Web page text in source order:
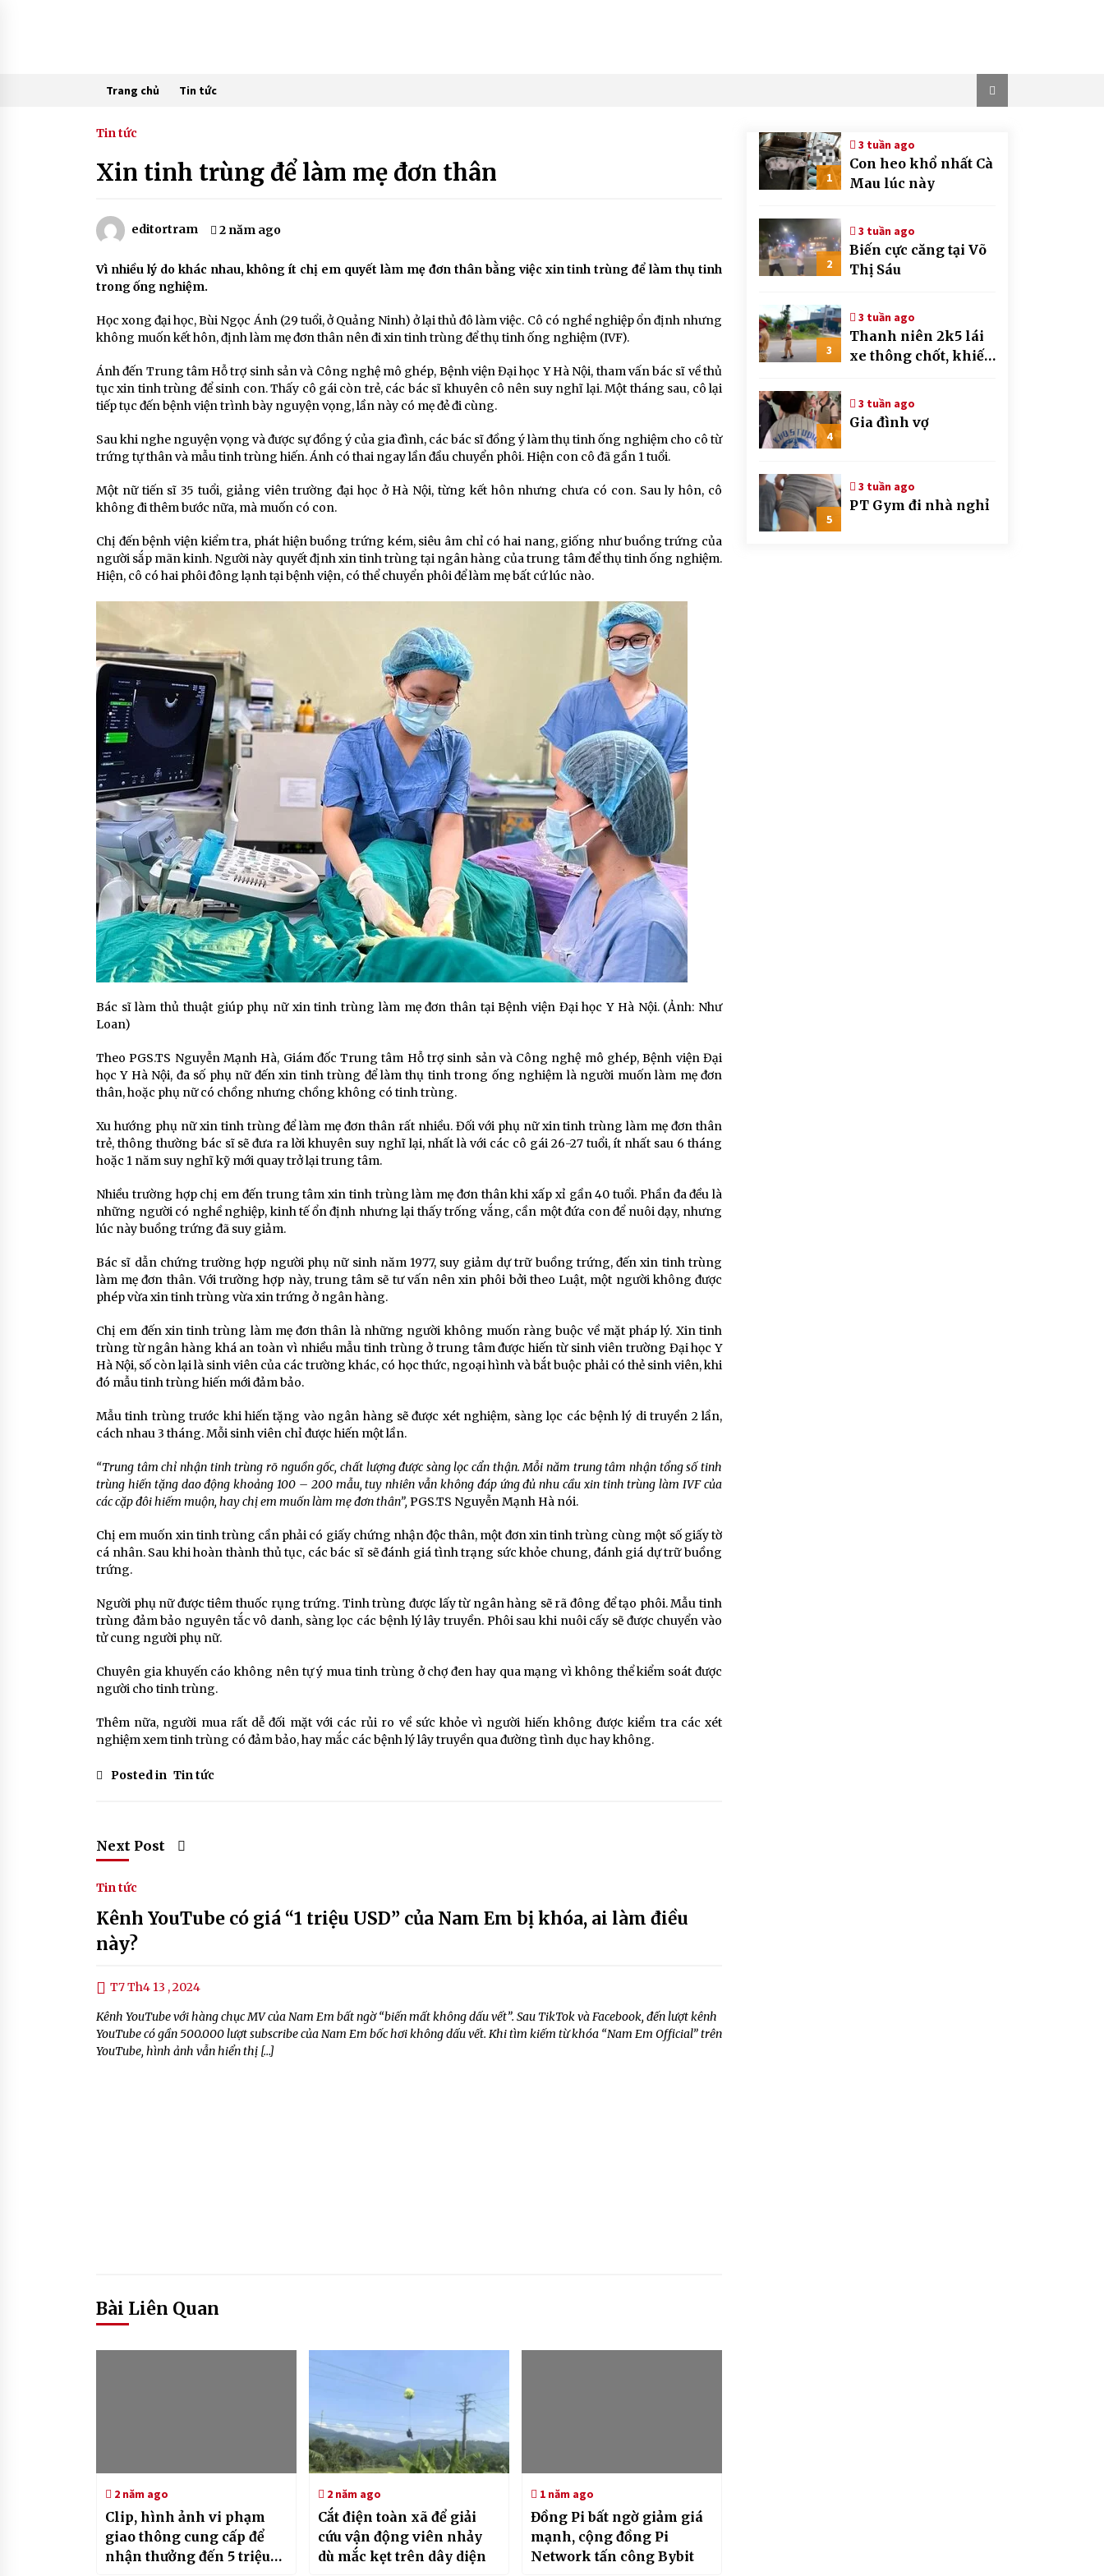
Trang chủ Tin tức
Tin tức
Xin tinh trùng để làm mẹ đơn thân
editortram 2 năm ago
Vì nhiều lý do khác nhau, không ít chị em quyết làm mẹ đơn thân bằng việc xin tinh trùng để làm thụ tinh
trong ống nghiệm.
Học xong đại học, Bùi Ngọc Ánh (29 tuổi, ở Quảng Ninh) ở lại thủ đô làm việc. Cô có nghề nghiệp ổn định nhưng
không muốn kết hôn, định làm mẹ đơn thân nên đi xin tinh trùng để thụ tinh ống nghiệm (IVF).
Ánh đến Trung tâm Hỗ trợ sinh sản và Công nghệ mô ghép, Bệnh viện Đại học Y Hà Nội, tham vấn bác sĩ về thủ
tục xin tinh trùng để sinh con. Thấy cô gái còn trẻ, các bác sĩ khuyên cô nên suy nghĩ lại. Một tháng sau, cô lại
tiếp tục đến bệnh viện trình bày nguyện vọng, lần này có mẹ đẻ đi cùng.
Sau khi nghe nguyện vọng và được sự đồng ý của gia đình, các bác sĩ đồng ý làm thụ tinh ống nghiệm cho cô từ
trứng tự thân và mẫu tinh trùng hiến. Ánh có thai ngay lần đầu chuyển phôi. Hiện con cô đã gần 1 tuổi.
Một nữ tiến sĩ 35 tuổi, giảng viên trường đại học ở Hà Nội, từng kết hôn nhưng chưa có con. Sau ly hôn, cô
không đi thêm bước nữa, mà muốn có con.
Chị đến bệnh viện kiểm tra, phát hiện buồng trứng kém, siêu âm chỉ có hai nang, giống như buồng trứng của
người sắp mãn kinh. Người này quyết định xin tinh trùng tại ngân hàng của trung tâm để thụ tinh ống nghiệm.
Hiện, cô có hai phôi đông lạnh tại bệnh viện, có thể chuyển phôi để làm mẹ bất cứ lúc nào.
Bác sĩ làm thủ thuật giúp phụ nữ xin tinh trùng làm mẹ đơn thân tại Bệnh viện Đại học Y Hà Nội. (Ảnh: Như
Loan)
Theo PGS.TS Nguyễn Mạnh Hà, Giám đốc Trung tâm Hỗ trợ sinh sản và Công nghệ mô ghép, Bệnh viện Đại
học Y Hà Nội, đa số phụ nữ đến xin tinh trùng để làm thụ tinh trong ống nghiệm là người muốn làm mẹ đơn
thân, hoặc phụ nữ có chồng nhưng chồng không có tinh trùng.
Xu hướng phụ nữ xin tinh trùng để làm mẹ đơn thân rất nhiều. Đối với phụ nữ xin tinh trùng làm mẹ đơn thân
trẻ, thông thường bác sĩ sẽ đưa ra lời khuyên suy nghĩ lại, nhất là với các cô gái 26-27 tuổi, ít nhất sau 6 tháng
hoặc 1 năm suy nghĩ kỹ mới quay trở lại trung tâm.
Nhiều trường hợp chị em đến trung tâm xin tinh trùng làm mẹ đơn thân khi xấp xỉ gần 40 tuổi. Phần đa đều là
những người có nghề nghiệp, kinh tế ổn định nhưng lại thấy trống vắng, cần một đứa con để nuôi dạy, nhưng
lúc này buồng trứng đã suy giảm.
Bác sĩ dẫn chứng trường hợp người phụ nữ sinh năm 1977, suy giảm dự trữ buồng trứng, đến xin tinh trùng
làm mẹ đơn thân. Với trường hợp này, trung tâm sẽ tư vấn nên xin phôi bởi theo Luật, một người không được
phép vừa xin tinh trùng vừa xin trứng ở ngân hàng.
Chị em đến xin tinh trùng làm mẹ đơn thân là những người không muốn ràng buộc về mặt pháp lý. Xin tinh
trùng từ ngân hàng khá an toàn vì nhiều mẫu tinh trùng ở trung tâm được hiến từ sinh viên trường Đại học Y
Hà Nội, số còn lại là sinh viên của các trường khác, có học thức, ngoại hình và bắt buộc phải có thẻ sinh viên, khi
đó mẫu tinh trùng hiến mới đảm bảo.
Mẫu tinh trùng trước khi hiến tặng vào ngân hàng sẽ được xét nghiệm, sàng lọc các bệnh lý di truyền 2 lần,
cách nhau 3 tháng. Mỗi sinh viên chỉ được hiến một lần.
“Trung tâm chỉ nhận tinh trùng rõ nguồn gốc, chất lượng được sàng lọc cẩn thận. Mỗi năm trung tâm nhận tổng số tinh
trùng hiến tặng dao động khoảng 100 – 200 mẫu, tuy nhiên vẫn không đáp ứng đủ nhu cầu xin tinh trùng làm IVF của
các cặp đôi hiếm muộn, hay chị em muốn làm mẹ đơn thân”, PGS.TS Nguyễn Mạnh Hà nói.
Chị em muốn xin tinh trùng cần phải có giấy chứng nhận độc thân, một đơn xin tinh trùng cùng một số giấy tờ
cá nhân. Sau khi hoàn thành thủ tục, các bác sĩ sẽ đánh giá tình trạng sức khỏe chung, đánh giá dự trữ buồng
trứng.
Người phụ nữ được tiêm thuốc rụng trứng. Tinh trùng được lấy từ ngân hàng sẽ rã đông để tạo phôi. Mẫu tinh
trùng đảm bảo nguyên tắc vô danh, sàng lọc các bệnh lý lây truyền. Phôi sau khi nuôi cấy sẽ được chuyển vào
tử cung người phụ nữ.
Chuyên gia khuyến cáo không nên tự ý mua tinh trùng ở chợ đen hay qua mạng vì không thể kiểm soát được
người cho tinh trùng.
Thêm nữa, người mua rất dễ đối mặt với các rủi ro về sức khỏe vì người hiến không được kiểm tra các xét
nghiệm xem tinh trùng có đảm bảo, hay mắc các bệnh lý lây truyền qua đường tình dục hay không.
Posted in Tin tức
Next Post
Tin tức
Kênh YouTube có giá “1 triệu USD” của Nam Em bị khóa, ai làm điều
này?
T7 Th4 13 , 2024
Kênh YouTube với hàng chục MV của Nam Em bất ngờ “biến mất không dấu vết”. Sau TikTok và Facebook, đến lượt kênh
YouTube có gần 500.000 lượt subscribe của Nam Em bốc hơi không dấu vết. Khi tìm kiếm từ khóa “Nam Em Official” trên
YouTube, hình ảnh vẫn hiển thị […]
Bài Liên Quan
2 năm ago
Clip, hình ảnh vi phạm
giao thông cung cấp để
nhận thưởng đến 5 triệu
2 năm ago
Cắt điện toàn xã để giải
cứu vận động viên nhảy
dù mắc kẹt trên dây diện
1 năm ago
Đồng Pi bất ngờ giảm giá
mạnh, cộng đồng Pi
Network tấn công Bybit
1
3 tuần ago
Con heo khổ nhất Cà
Mau lúc này
2
3 tuần ago
Biến cực căng tại Võ
Thị Sáu
3
3 tuần ago
Thanh niên 2k5 lái
xe thông chốt, khiến
mấy giây
4
3 tuần ago
Gia đình vợ
5
3 tuần ago
PT Gym đi nhà nghỉ